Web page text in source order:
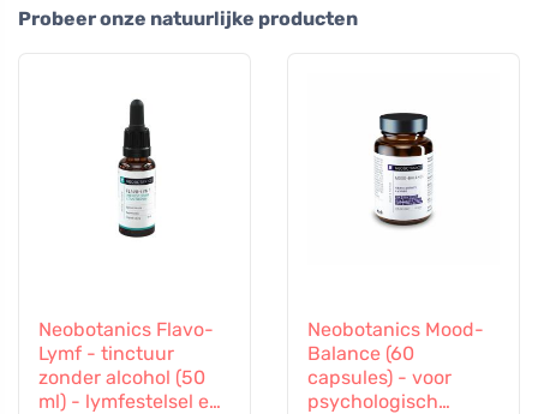
Probeer onze natuurlijke producten
Neobotanics Flavo-
Lymf - tinctuur
zonder alcohol (50
ml) - lymfestelsel en
Neobotanics Mood-
Balance (60
capsules) - voor
psychologisch